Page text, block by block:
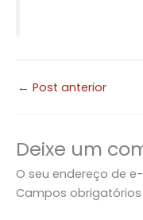
← Post anterior
Deixe um
O seu endereço de
Campos